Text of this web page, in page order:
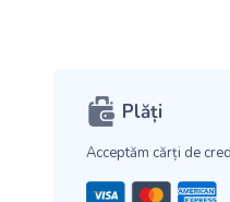
Plăți
Acceptăm cărți de